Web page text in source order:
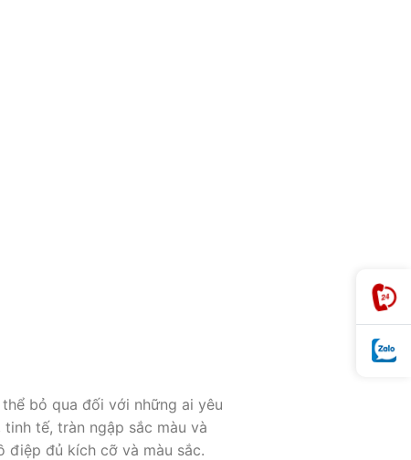
bỏ qua đối với những ai yêu
tế, tràn ngập sắc màu và
điệp đủ kích cỡ và màu sắc.